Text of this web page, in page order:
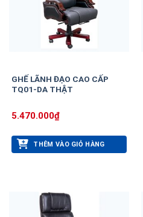
GHẾ LÃNH ĐẠO CAO CẤP
TQ01-DA THẬT
5.470.000₫
THÊM VÀO GIỎ HÀNG